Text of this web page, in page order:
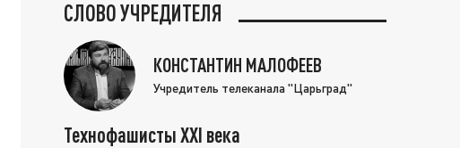
СЛОВО УЧРЕДИТЕЛЯ
КОНСТАНТИН МАЛОФЕЕВ
Учредитель телеканала "Царьград"
Технофашисты XXI века